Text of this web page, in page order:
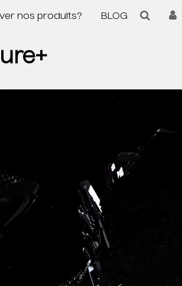
nos produits? BLOG